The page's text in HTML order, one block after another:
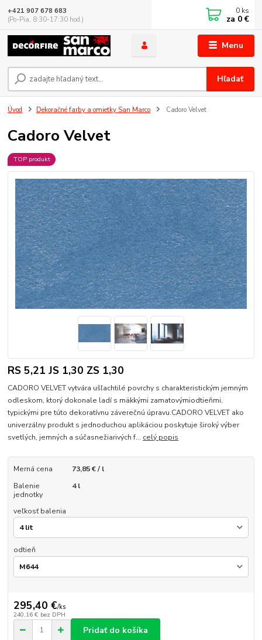
Menu
Hľadať
+421 907 678 683
(Po-Pia, 8:30-17:30 hod.)
0 ks
za 0 €
Úvod Dekoračné farby a omietky San Marco Cadoro Velvet
Cadoro Velvet
TOP produkt
RS 5,21 JS 1,30 ZS 1,30
CADORO VELVET vytvára ušľachtilé povrchy s charakteristickým jemným
odleskom, ktorý dokonale ladí s mäkkými zamatovýmiodtieňmi,
typickými pre túto dekoratívnu záverečnú úpravu.CADORO VELVET ako
univerzálny produkt s jednoduchou aplikáciou poskytuje široký výber
svetlých, jemných a súčasnežiarivých f... celý popis
Merná cena
73,85 € / l
Balenie
jednotky
4 l
veľkosť balenia
odtieň
295,40 €/ks
240,16 € bez DPH
Pridať do košíka